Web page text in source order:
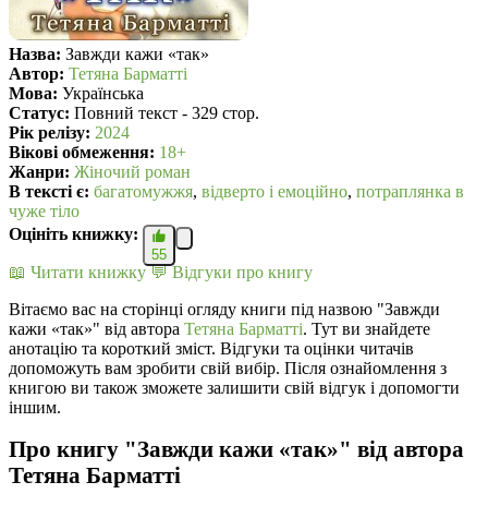
Назва: Завжди кажи «так»
Автор: Тетяна Барматті
Мова: Українська
Статус: Повний текст - 329 стор.
Рік релізу: 2024
Вікові обмеження: 18+
Жанри: Жіночий роман
В текcті є: багатомужжя, відверто і емоційно, потраплянка в
чуже тіло
Оцініть книжку:
55
📖 Читати книжку 💬 Відгуки про книгу
Вітаємо вас на сторінці огляду книги під назвою "Завжди
кажи «так»" від автора Тетяна Барматті. Тут ви знайдете
анотацію та короткий зміст. Відгуки та оцінки читачів
допоможуть вам зробити свій вибір. Після ознайомлення з
книгою ви також зможете залишити свій відгук і допомогти
іншим.
Про книгу "Завжди кажи «так»" від автора
Тетяна Барматті